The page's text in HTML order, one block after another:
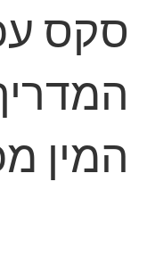
סקס
המין